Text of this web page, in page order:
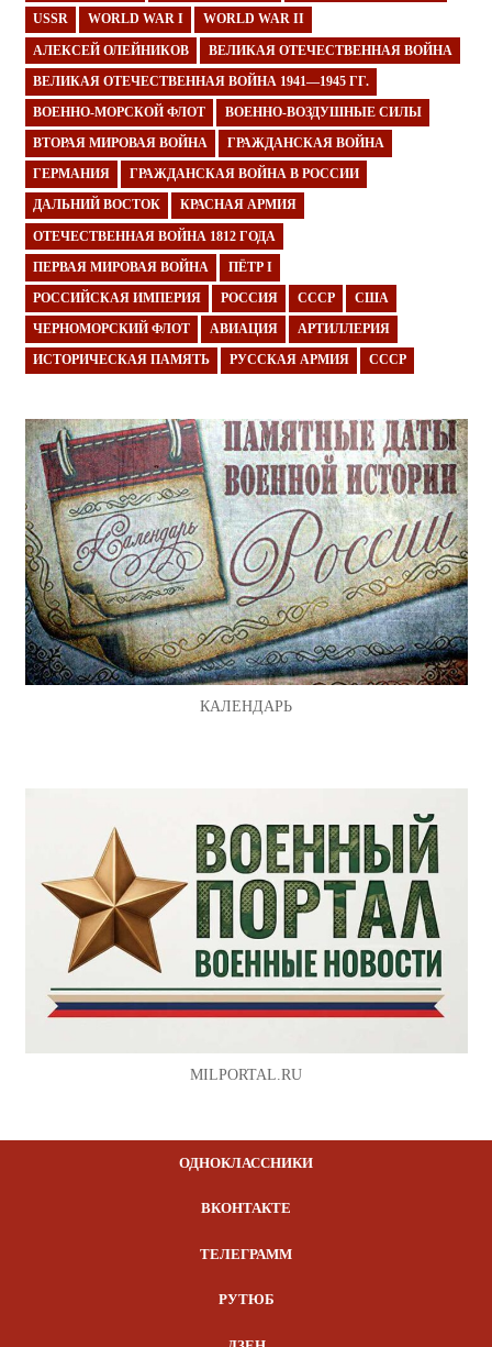
USSR WORLD WAR I WORLD WAR II
АЛЕКСЕЙ ОЛЕЙНИКОВ ВЕЛИКАЯ ОТЕЧЕСТВЕННАЯ ВОЙНА
ВЕЛИКАЯ ОТЕЧЕСТВЕННАЯ ВОЙНА 1941—1945 ГГ.
ВОЕННО-МОРСКОЙ ФЛОТ ВОЕННО-ВОЗДУШНЫЕ СИЛЫ
ВТОРАЯ МИРОВАЯ ВОЙНА ГРАЖДАНСКАЯ ВОЙНА
ГЕРМАНИЯ ГРАЖДАНСКАЯ ВОЙНА В РОССИИ
ДАЛЬНИЙ ВОСТОК КРАСНАЯ АРМИЯ
ОТЕЧЕСТВЕННАЯ ВОЙНА 1812 ГОДА
ПЕРВАЯ МИРОВАЯ ВОЙНА ПЁТР I
РОССИЙСКАЯ ИМПЕРИЯ РОССИЯ СССР США
ЧЕРНОМОРСКИЙ ФЛОТ АВИАЦИЯ АРТИЛЛЕРИЯ
ИСТОРИЧЕСКАЯ ПАМЯТЬ РУССКАЯ АРМИЯ СССР
КАЛЕНДАРЬ
MILPORTAL.RU
ОДНОКЛАССНИКИ
ВКОНТАКТЕ
ТЕЛЕГРАММ
РУТЮБ